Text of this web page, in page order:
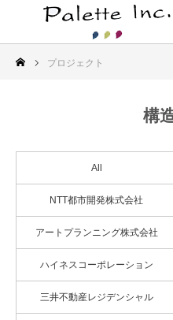
プロジェクト
構
All
NTT都市開発株式会社
アートプランニング株式会社
ハイネスコーポレーション
三井不動産レジデンシャル